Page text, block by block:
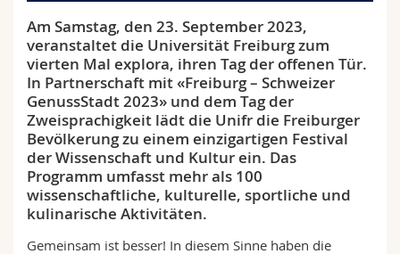
Interfakultär
Doktorierende
Vorlesungsverzeichnis
MyUnifr
Am Samstag, den 23. September 2023,
veranstaltet die Universität Freiburg zum
vierten Mal explora, ihren Tag der offenen Tür.
In Partnerschaft mit «Freiburg – Schweizer
GenussStadt 2023» und dem Tag der
Zweisprachigkeit lädt die Unifr die Freiburger
Bevölkerung zu einem einzigartigen Festival
der Wissenschaft und Kultur ein. Das
Programm umfasst mehr als 100
wissenschaftliche, kulturelle, sportliche und
kulinarische Aktivitäten.
Gemeinsam ist besser! In diesem Sinne haben die